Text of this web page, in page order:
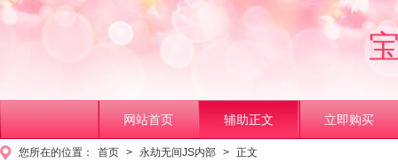
网站首页 辅助正文 立即购买
您所在的位置： 首页 > 永劫无间JS内部 > 正文